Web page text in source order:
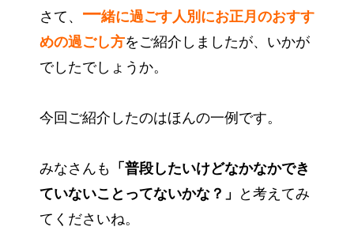
さて、 一緒に過ごす人別にお正月のおすす
めの過ごし方をご紹介しましたが、いかが
でしたでしょうか。
今回ご紹介したのはほんの一例です。
みなさんも 「普段したいけどなかなかでき
ていないことってないかな？」
と考えてみ
てくださいね。